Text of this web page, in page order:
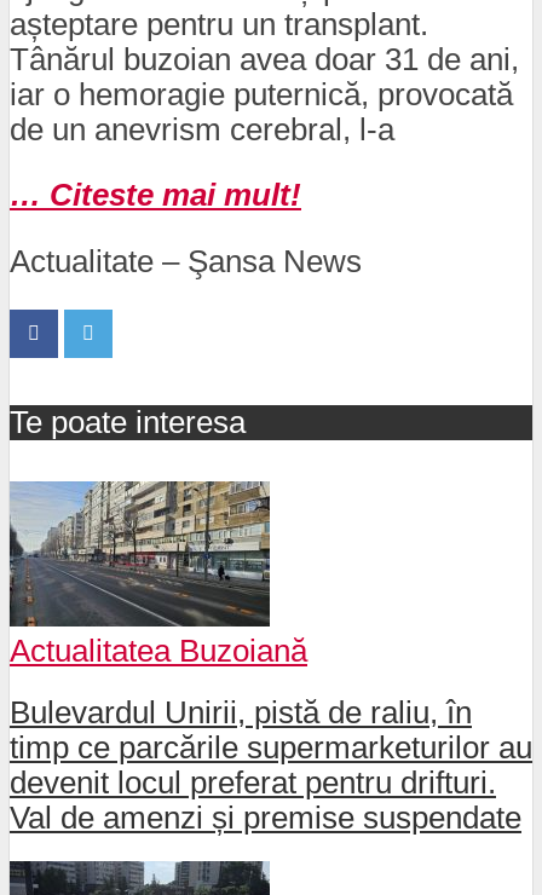
așteptare pentru un transplant.
Tânărul buzoian avea doar 31 de ani,
iar o hemoragie puternică, provocată
de un anevrism cerebral, l-a
… Citeste mai mult!
Actualitate – Şansa News
Te poate interesa
Actualitatea Buzoiană
Bulevardul Unirii, pistă de raliu, în
timp ce parcările supermarketurilor au
devenit locul preferat pentru drifturi.
Val de amenzi și premise suspendate